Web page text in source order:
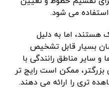
استفاده می شود.
هستند، اما به دلیل
بسیار قابل تشخیص
و سایر مناطق رانندگی با
بزرگتر، ممکن است رایج تر
تری را ارائه می دهند.